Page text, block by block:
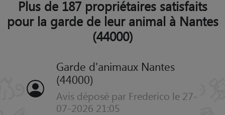
Plus de 187 propriétaires satisfaits
pour la garde de leur animal à Nantes
(44000)
Garde d'animaux Nantes
(44000)
Avis déposé par Frederico le 27-
07-2026 21:05